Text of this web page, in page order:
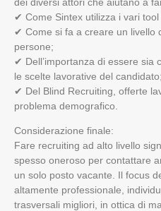
✔ Come Sintex utilizza i vari
✔ Come si fa a creare un livello
persone;
✔ Dell’importanza di essere sia
le scelte lavorative del candidato;
✔ Del Blind Recruiting, offerte
problema demografico.
Considerazione finale:
Fare recruiting ad alto livello
spesso oneroso per contattare
un solo posto vacante. Il focus
altamente professionale,
trasversali migliori, in ottica di